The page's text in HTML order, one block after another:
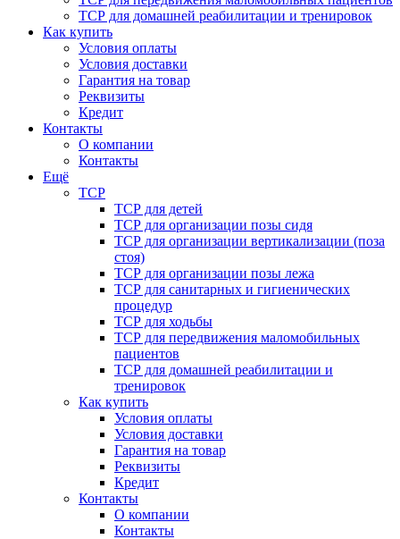
ТСР для домашней реабилитации и тренировок
Как купить
Условия оплаты
Условия доставки
Гарантия на товар
Реквизиты
Кредит
Контакты
О компании
Контакты
Ещё
ТСР
ТСР для детей
ТСР для организации позы сидя
ТСР для организации вертикализации (поза
стоя)
ТСР для организации позы лежа
ТСР для санитарных и гигиенических
процедур
ТСР для ходьбы
ТСР для передвижения маломобильных
пациентов
ТСР для домашней реабилитации и
тренировок
Как купить
Условия оплаты
Условия доставки
Гарантия на товар
Реквизиты
Кредит
Контакты
О компании
Контакты